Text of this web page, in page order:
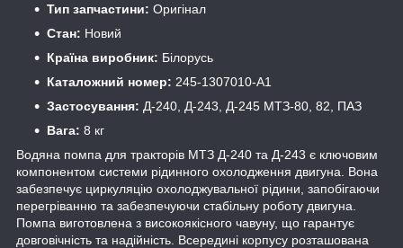
Тип запчастини: Оригінал
Стан: Новий
Країна виробник: Білорусь
Каталожний номер: 245-1307010-А1
Застосування: Д-240, Д-243, Д-245 МТЗ-80, 82, ПАЗ
Вага: 8 кг
Водяна помпа для тракторів МТЗ Д-240 та Д-243 є ключовим
компонентом системи рідинного охолодження двигуна. Вона
забезпечує циркуляцію охолоджувальної рідини, запобігаючи
перегріванню та забезпечуючи стабільну роботу двигуна.
Помпа виготовлена з високоякісного чавуну, що гарантує
довговічність та надійність. Всередині корпусу розташована